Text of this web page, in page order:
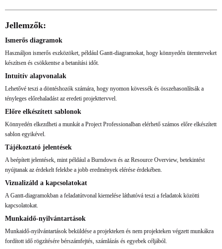
Jellemzők:
Ismerős diagramok
Használjon ismerős eszközöket, például Gantt-diagramokat, hogy könnyedén ütemterveket
készítsen és csökkentse a betanítási időt.
Intuitív alapvonalak
Lehetővé teszi a döntéshozók számára, hogy nyomon kövessék és összehasonlítsák a
tényleges előrehaladást az eredeti projekttervvel.
Előre elkészített sablonok
Könnyedén elkezdheti a munkát a Project Professionalban elérhető számos előre elkészített
sablon egyikével.
Tájékoztató jelentések
A beépített jelentések, mint például a Burndown és az Resource Overview, betekintést
nyújtanak az érdekelt felekbe a jobb eredmények elérése érdekében.
Vizualizáld a kapcsolatokat
A Gantt-diagramokban a feladatútvonal kiemelése láthatóvá teszi a feladatok közötti
kapcsolatokat.
Munkaidő-nyilvántartások
Munkaidő-nyilvántartások beküldése a projekteken és nem projekteken végzett munkákra
fordított idő rögzítésére bérszámfejtés, számlázás és egyebek céljából.